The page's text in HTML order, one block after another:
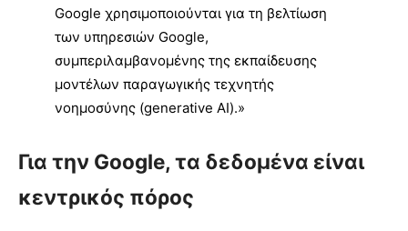
Google χρησιμοποιούνται για τη βελτίωση
των υπηρεσιών Google,
συμπεριλαμβανομένης της εκπαίδευσης
μοντέλων παραγωγικής τεχνητής
νοημοσύνης (generative AI).»
Για την Google, τα δεδομένα είναι
κεντρικός πόρος